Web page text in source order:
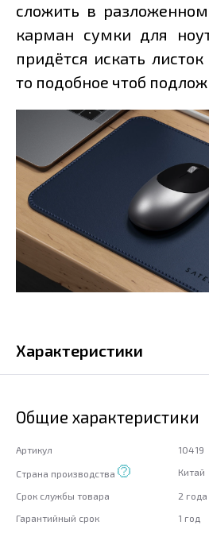
сложить в
карман сумки для
придётся искать
то подобное чтоб
Характеристики
Общие характеристики
Артикул 10419
Страна производства Китай
Срок службы товара
2 года
Гарантийный срок
1 год